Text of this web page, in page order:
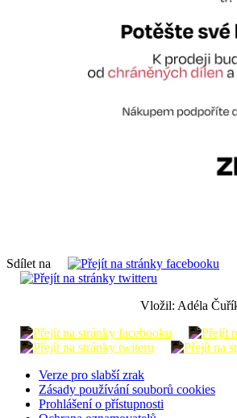
Sdílet na
Vložil: Adéla
Verze pro slabší zrak
Zásady používání souborů cookies
Prohlášení o přístupnosti